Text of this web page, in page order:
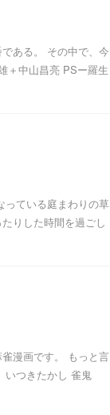
ある。 その中で、今
＋中山昌亮 PSー羅生
っている庭まわりの草
りした時間を過ごし
漫画です。 もっと言
いつきたかし 雀鬼